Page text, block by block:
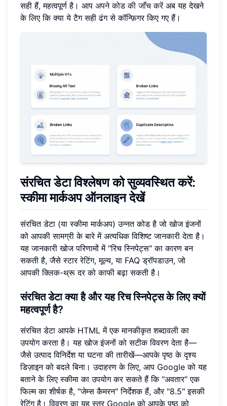
सही हैं, महत्वपूर्ण है। आप अपने कोड की जाँच करेंअब यह देखने
के लिए कि क्या ये टैग सही ढंग से कॉन्फ़िगर किए गए हैं।
संरचित डेटा विश्लेषण को सुव्यवस्थित करें:
स्कीमा मार्कअप ऑनलाइन देखें
संरचित डेटा (या स्कीमा मार्कअप) उन्नत कोड है जो खोज इंजनों
को आपकी सामग्री के बारे में अत्यधिक विशिष्ट जानकारी देता है।
यह जानकारी खोज परिणामों में "रिच स्निपेट्स" का कारण बन
सकती है, जैसे स्टार रेटिंग, मूल्य, या FAQ ड्रॉपडाउन, जो
आपकी क्लिक-थ्रू दर को काफी बढ़ा सकती है।
संरचित डेटा क्या है और यह रिच स्निपेट्स के लिए क्यों
महत्वपूर्ण है?
संरचित डेटा आपके HTML में एक मानकीकृत शब्दावली का
उपयोग करता है। यह खोज इंजनों को सटीक विवरण देता है—
जैसे उत्पाद विनिर्देश या घटना की तारीखें—आपके पृष्ठ के दृश्य
डिज़ाइन को बदले बिना। उदाहरण के लिए, आप Google को यह
बताने के लिए स्कीमा का उपयोग कर सकते हैं कि "अवतार" एक
फिल्म का शीर्षक है, "जेम्स कैमरन" निर्देशक हैं, और "8.5" इसकी
रेटिंग है। विवरण का यह स्तर Google को आपके पृष्ठ को